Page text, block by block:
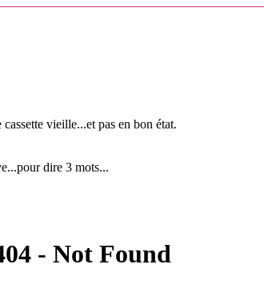
vieille...et pas en bon état.
dire 3 mots...